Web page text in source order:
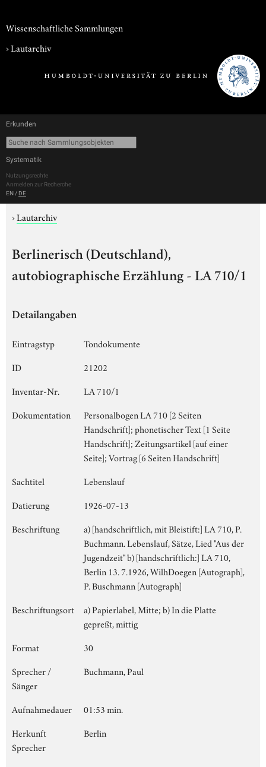
Wissenschaftliche Sammlungen
›Lautarchiv
Erkunden
Systematik
Nutzungsrechte
Anmelden zur Recherche
EN / DE
›Lautarchiv
Berlinerisch (Deutschland),
autobiographische Erzählung - LA 710/1
Detailangaben
Eintragstyp
Tondokumente
ID
21202
Inventar-Nr.
LA 710/1
Dokumentation
Personalbogen LA 710 [2 Seiten
Handschrift]; phonetischer Text [1 Seite
Handschrift]; Zeitungsartikel [auf einer
Seite]; Vortrag [6 Seiten Handschrift]
Sachtitel
Lebenslauf
Datierung
1926-07-13
Beschriftung
a) [handschriftlich, mit Bleistift:] LA 710, P.
Buchmann. Lebenslauf, Sätze, Lied "Aus der
Jugendzeit" b) [handschriftlich:] LA 710,
Berlin 13. 7.1926, WilhDoegen [Autograph],
P. Buschmann [Autograph]
Beschriftungsort
a) Papierlabel, Mitte; b) In die Platte
gepreßt, mittig
Format
30
Sprecher /
Sänger
Buchmann, Paul
Aufnahmedauer
01:53 min.
Herkunft
Sprecher
Berlin